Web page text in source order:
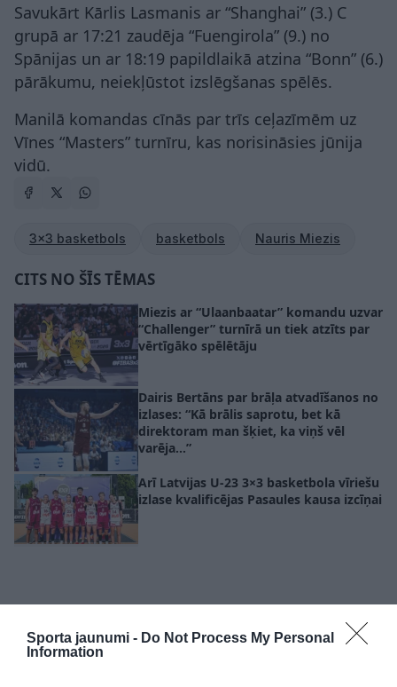
Sporta jaunumi - Do Not Process My Personal
Information
Savukārt Kārlis Lasmanis ar “Shanghai” (3.) C
grupā ar 17:21 zaudēja “Fuengirola” (9.) no
Spānijas un ar 18:19 papildlaikā atzina “Bonn” (6.)
pārākumu, neiekļūstot izslēgšanas spēlēs.
Manilā komandas cīnās par trīs ceļazīmēm uz
Vīnes “Masters” turnīru, kas norisināsies jūnija
vidū.
3x3 basketbols basketbols Nauris Miezis
CITS NO ŠĪS TĒMAS
Miezis ar “Ulaanbaatar” komandu uzvar
“Challenger” turnīrā un tiek atzīts par
vērtīgāko spēlētāju
Dairis Bertāns par brāļa atvadīšanos no
izlases: “Kā brālis saprotu, bet kā
direktoram man šķiet, ka viņš vēl
varēja…”
Arī Latvijas U-23 3×3 basketbola vīriešu
izlase kvalificējas Pasaules kausa izcīņai